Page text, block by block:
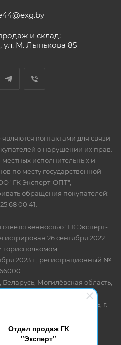
Отдел продаж ГК
"Эксперт"
и склад:
ул. М. Лынькова 85
контактами для связи
о нарушении их прав.
исполнительных и
по месту государственной
"ГК Эксперт-ОПТ",
обращения покупателей:
68 00 41.
"ГК Эксперт-
26 сентября 2022
2023 г., регистрационный №
Могилёвская область,
Лынькова 85 пом 7
Могилёвская область, г.
Лынькова, 85
17.00, СБ-ВС - выходной